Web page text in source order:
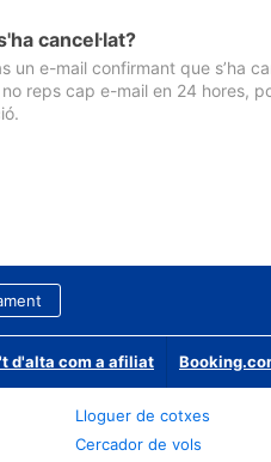
cancel·lat?
un e-mail confirmant que s’ha
reps cap e-mail en 24 hores,
d'alta com a afiliat
Lloguer de cotxes
Cercador de vols